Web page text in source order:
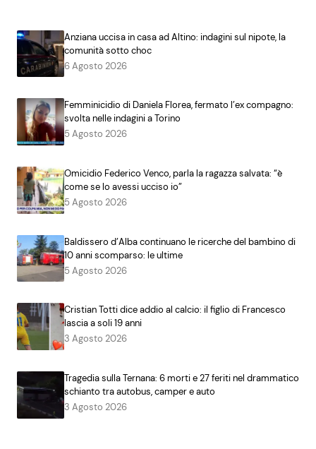
Anziana uccisa in casa ad Altino: indagini sul nipote, la
comunità sotto choc
6 Agosto 2026
Femminicidio di Daniela Florea, fermato l’ex compagno:
svolta nelle indagini a Torino
5 Agosto 2026
Omicidio Federico Venco, parla la ragazza salvata: “è
come se lo avessi ucciso io”
5 Agosto 2026
Baldissero d’Alba continuano le ricerche del bambino di
10 anni scomparso: le ultime
5 Agosto 2026
Cristian Totti dice addio al calcio: il figlio di Francesco
lascia a soli 19 anni
3 Agosto 2026
Tragedia sulla Ternana: 6 morti e 27 feriti nel drammatico
schianto tra autobus, camper e auto
3 Agosto 2026